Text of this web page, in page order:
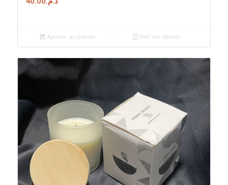
Ajouter au panier Voir les détails